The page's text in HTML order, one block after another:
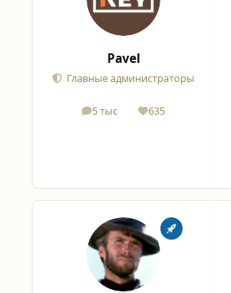
Pavel
Главные администраторы
5 тыс
сообщения635
Репутация